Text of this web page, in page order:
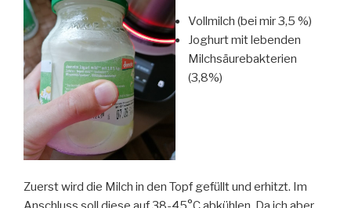
Vollmilch (bei mir 3,5 %)
Joghurt mit lebenden
Milchsäurebakterien
(3,8%)
Zuerst wird die Milch in den Topf gefüllt und erhitzt. Im